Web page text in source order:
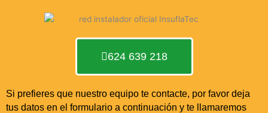
624 639 218
Si prefieres que nuestro equipo te contacte, por favor deja
tus datos en el formulario a continuación y te llamaremos